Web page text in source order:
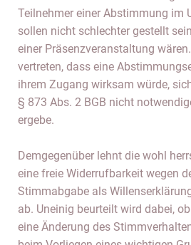
Teilnehmer einer Abstimmung im
sollen nicht schlechter gestellt
einer Präsenzveranstaltung
vertreten, dass eine
ihrem Zugang wirksam würde,
§ 873 Abs. 2 BGB nicht
ergebe.
Demgegenüber lehnt die wohl
eine freie Widerrufbarkeit wegen
Stimmabgabe als
ab. Uneinig beurteilt wird dabei,
eine Änderung des